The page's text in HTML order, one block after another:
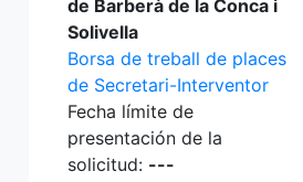
de Barberà de la Conca i
Solivella
Borsa de treball de places
de Secretari-Interventor
Fecha límite de
presentación de la
solicitud: ---